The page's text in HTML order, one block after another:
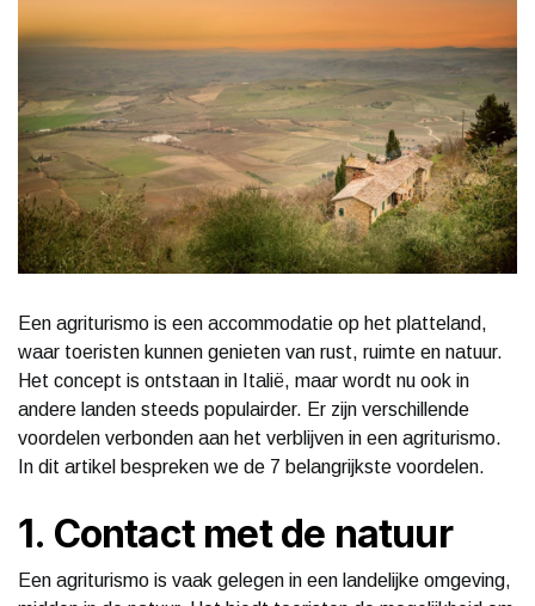
Een agriturismo is een accommodatie op het platteland,
waar toeristen kunnen genieten van rust, ruimte en natuur.
Het concept is ontstaan in Italië, maar wordt nu ook in
andere landen steeds populairder. Er zijn verschillende
voordelen verbonden aan het verblijven in een agriturismo.
In dit artikel bespreken we de 7 belangrijkste voordelen.
1. Contact met de natuur
Een agriturismo is vaak gelegen in een landelijke omgeving,